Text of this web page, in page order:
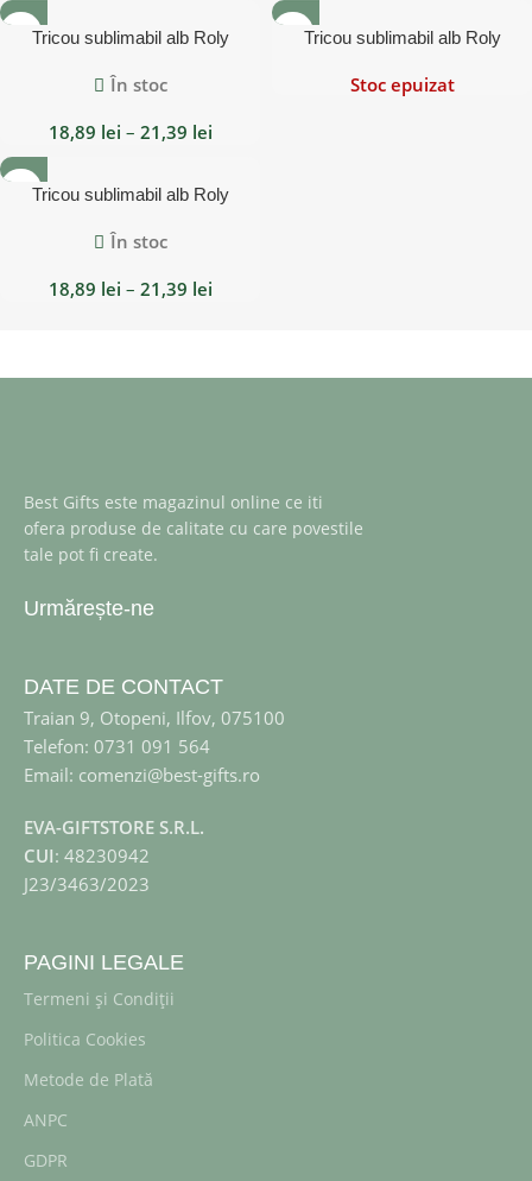
Tricou sublimabil alb Roly
În stoc
18,89 lei – 21,39 lei
Tricou sublimabil alb Roly
Stoc epuizat
Tricou sublimabil alb Roly
În stoc
18,89 lei – 21,39 lei
Best Gifts este magazinul online ce iti
ofera produse de calitate cu care povestile
tale pot fi create.
Urmărește-ne
DATE DE CONTACT
Traian 9, Otopeni, Ilfov, 075100
Telefon: 0731 091 564
Email: comenzi@best-gifts.ro
EVA-GIFTSTORE S.R.L.
CUI: 48230942
J23/3463/2023
PAGINI LEGALE
Termeni și Condiții
Politica Cookies
Metode de Plată
ANPC
GDPR